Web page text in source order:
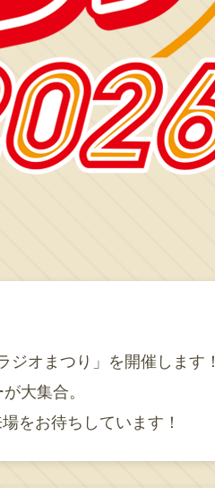
オまつり」を開催します！
大集合。
をお待ちしています！